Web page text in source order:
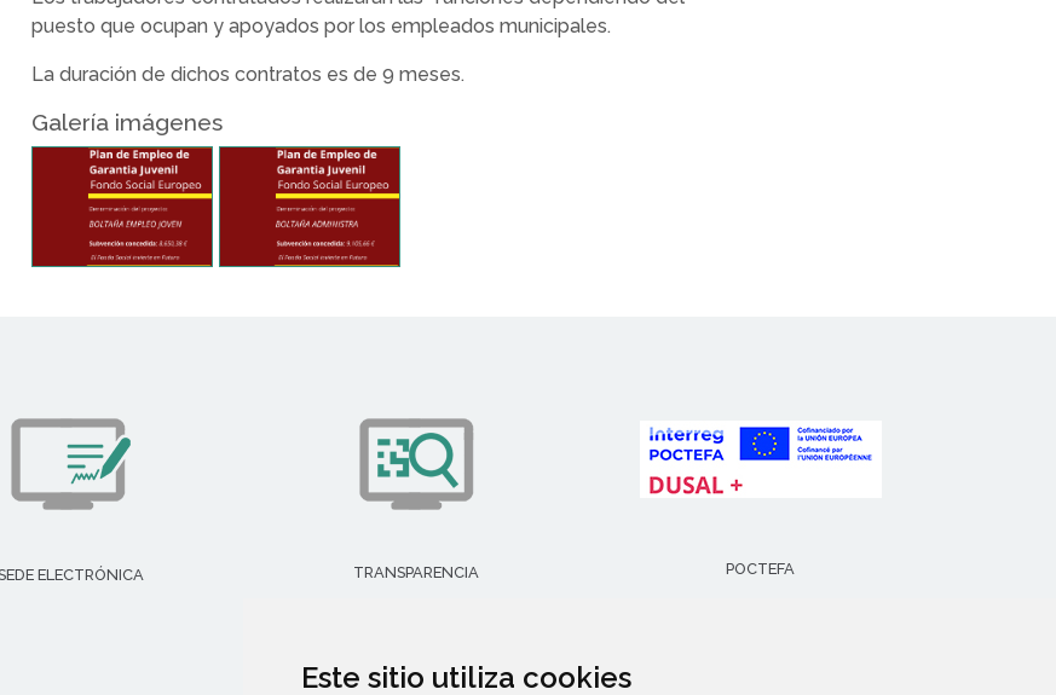
Este sitio utiliza cookies
puesto que ocupan y apoyados por los empleados municipales.
La duración de dichos contratos es de 9 meses.
Galería imágenes
ELECTRÓNICA TRANSPARENCIA POCTEFA